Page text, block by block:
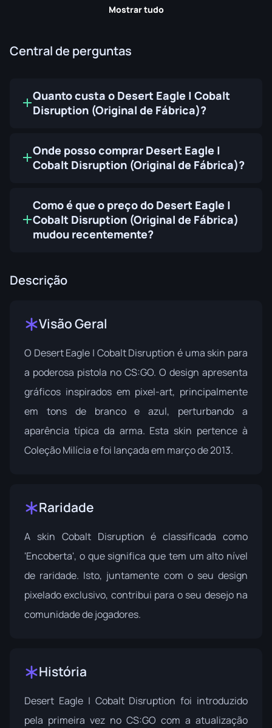
Mostrar tudo
Central de perguntas
Quanto custa o Desert Eagle | Cobalt
Disruption (Original de Fábrica)?
Onde posso comprar Desert Eagle |
Cobalt Disruption (Original de Fábrica)?
Como é que o preço do Desert Eagle |
Cobalt Disruption (Original de Fábrica)
mudou recentemente?
Descrição
Visão Geral
O Desert Eagle | Cobalt Disruption é uma skin para
a poderosa pistola no CS:GO. O design apresenta
gráficos inspirados em pixel-art, principalmente
em tons de branco e azul, perturbando a
aparência típica da arma. Esta skin pertence à
Coleção Milíciae foi lançada em março de 2013.
Raridade
A skin Cobalt Disruption é classificada como
'Encoberta', o que significa que tem um alto nível
de raridade. Isto, juntamente com o seu design
pixelado exclusivo, contribui para o seu desejo na
comunidade de jogadores.
História
Desert Eagle | Cobalt Disruption foi introduzido
pela primeira vez no CS:GO com a atualização